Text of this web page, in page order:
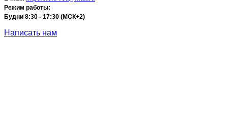
Режим работы:
Будни 8:30 - 17:30 (МСК+2)
Написать нам